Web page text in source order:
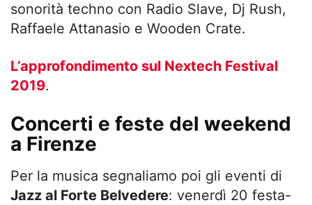
sonorità techno con Radio Slave, Dj Rush,
Raffaele Attanasio e Wooden Crate.
L’approfondimento sul Nextech Festival
2019.
Concerti e feste del weekend
a Firenze
Per la musica segnaliamo poi gli eventi di
Jazz al Forte Belvedere: venerdì 20 festa-